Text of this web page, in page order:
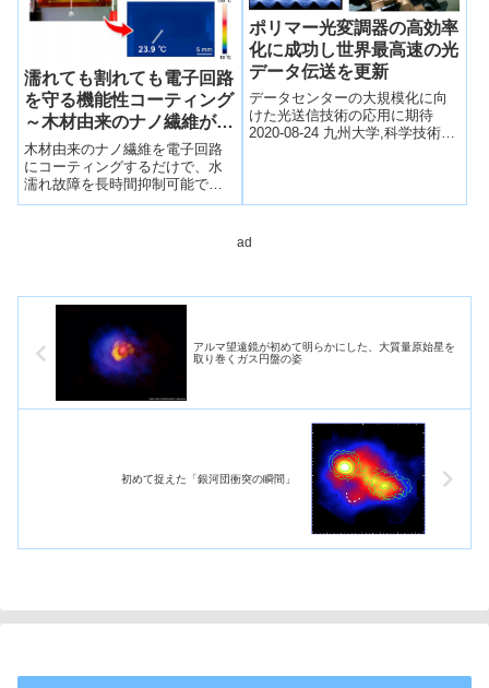
濡れても割れても電子回路
を守る機能性コーティング
～木材由来のナノ繊維が短
絡(ショート)を防ぐ～
木材由来のナノ繊維を電子回路
にコーティングするだけで、水
濡れ故障を長時間抑制可能であ
ることを発見した。
ポリマー光変調器の高効率
化に成功し世界最高速の光
データ伝送を更新
データセンターの大規模化に向
けた光送信技術の応用に期待
2020-08-24 九州大学,科学技術振
ad
アルマ望遠鏡が初めて明らかにした、大質量原始星を
取り巻くガス円盤の姿
初めて捉えた「銀河団衝突の瞬間」